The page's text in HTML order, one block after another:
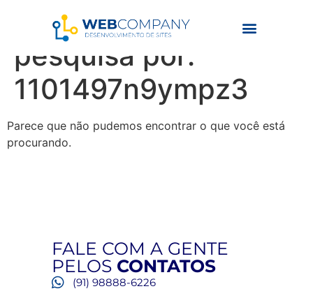
Resultados da
pesquisa por:
1101497n9ympz3
Parece que não pudemos encontrar o que você está
procurando.
FALE COM A GENTE
PELOS CONTATOS
(91) 98888-6226